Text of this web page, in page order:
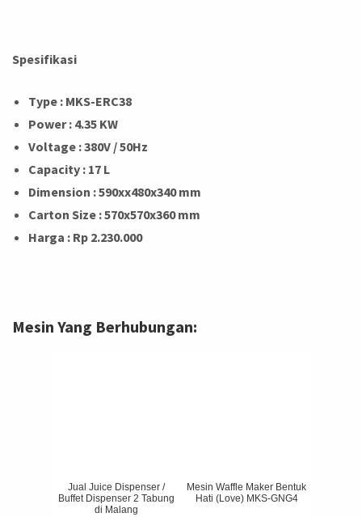
Spesifikasi
Type : MKS-ERC38
Power : 4.35 KW
Voltage : 380V / 50Hz
Capacity : 17 L
Dimension : 590xx480x340 mm
Carton Size : 570x570x360 mm
Harga : Rp 2.230.000
Mesin Yang Berhubungan:
Jual Juice Dispenser /
Buffet Dispenser 2 Tabung
di Malang
Mesin Waffle Maker Bentuk
Hati (Love) MKS-GNG4